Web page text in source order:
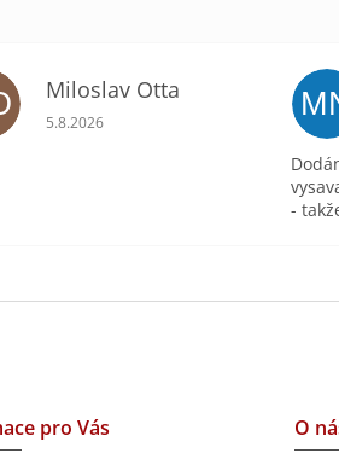
Miloslav Otta
Hodnocení obchodu je 5 z 5
5.8.2026
-
pro Vás O